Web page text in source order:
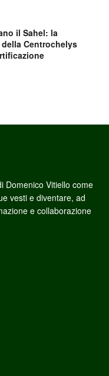
il Sahel: la
Centrochelys
Domenico Vitiello come
vesti e diventare, ad
e collaborazione